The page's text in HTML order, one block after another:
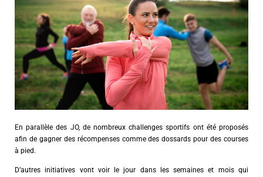
En parallèle des JO, de nombreux challenges sportifs ont été proposés
afin de gagner des récompenses comme des dossards pour des courses
à pied.
D’autres initiatives vont voir le jour dans les semaines et mois qui